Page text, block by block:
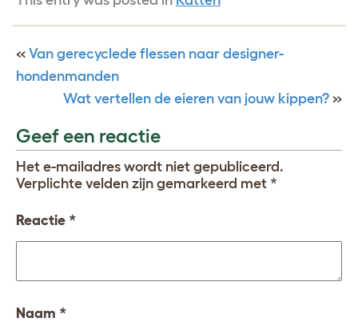
« Van gerecyclede flessen naar designer-
hondenmanden
Wat vertellen de eieren van jouw kippen? »
Geef een reactie
Het e-mailadres wordt niet gepubliceerd.
Verplichte velden zijn gemarkeerd met *
Reactie *
Naam *